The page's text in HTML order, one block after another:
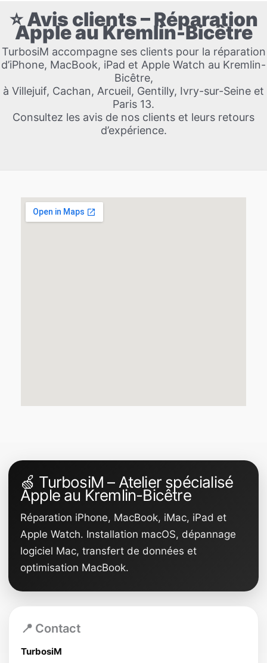
⭐ Avis clients – Réparation
Apple au Kremlin-Bicêtre
TurbosiM accompagne ses clients pour la réparation
d’iPhone, MacBook, iPad et Apple Watch au Kremlin-
Bicêtre,
à Villejuif, Cachan, Arcueil, Gentilly, Ivry-sur-Seine et
Paris 13.
Consultez les avis de nos clients et leurs retours
d’expérience.
🍏 TurbosiM – Atelier spécialisé
Apple au Kremlin-Bicêtre
Réparation iPhone, MacBook, iMac, iPad et
Apple Watch. Installation macOS, dépannage
logiciel Mac, transfert de données et
optimisation MacBook.
📍 Contact
TurbosiM